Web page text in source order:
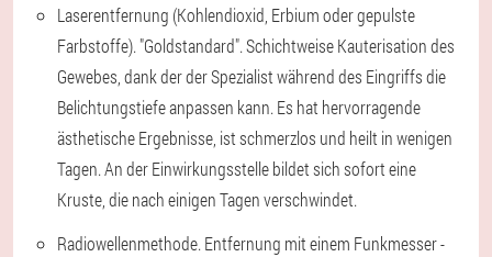
Laserentfernung (Kohlendioxid, Erbium oder gepulste
Farbstoffe). "Goldstandard". Schichtweise Kauterisation des
Gewebes, dank der der Spezialist während des Eingriffs die
Belichtungstiefe anpassen kann. Es hat hervorragende
ästhetische Ergebnisse, ist schmerzlos und heilt in wenigen
Tagen. An der Einwirkungsstelle bildet sich sofort eine
Kruste, die nach einigen Tagen verschwindet.
Radiowellenmethode. Entfernung mit einem Funkmesser -